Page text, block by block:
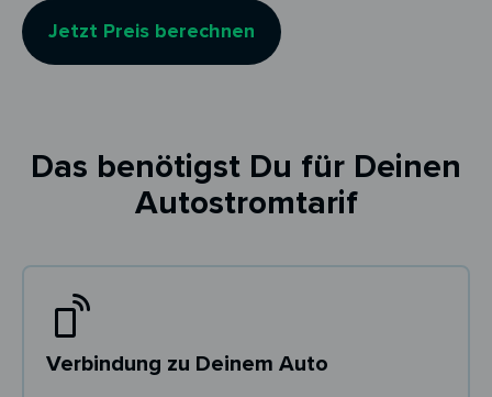
Jetzt Preis berechnen
Das benötigst Du für Deinen
Autostromtarif
Verbindung zu Deinem Auto